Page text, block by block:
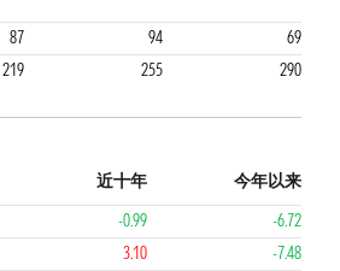
87 94
69
219 255 290
近十年
今年以来
-0.99
-6.72
3.10
-7.48